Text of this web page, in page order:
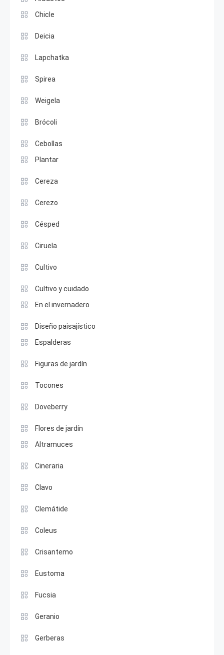
Chicle
Deicia
Lapchatka
Spirea
Weigela
Brócoli
Cebollas
Plantar
Cereza
Cerezo
Césped
Ciruela
Cultivo
Cultivo y cuidado
En el invernadero
Diseño paisajístico
Espalderas
Figuras de jardín
Tocones
Doveberry
Flores de jardín
Altramuces
Cineraria
Clavo
Clemátide
Coleus
Crisantemo
Eustoma
Fucsia
Geranio
Gerberas